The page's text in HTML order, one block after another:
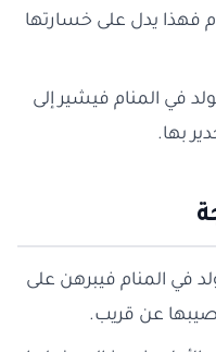
فهذا يدل على خسارتها
في المنام فيشير إلى
بها.
في المنام فيبرهن على
عن قريب.